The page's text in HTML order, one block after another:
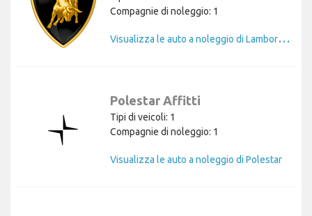
Compagnie di noleggio: 1
V
isualizza le auto a noleggio di Lamborghini
Polestar Affitti
Tipi di veicoli: 1
Compagnie di noleggio: 1
Visualizza le auto a noleggio di Polestar